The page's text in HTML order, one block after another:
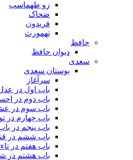
زو طهماسپ‏
ضحاک
فریدون
تهمورث
حافظ
دیوان حافظ
سعدی
بوستان سعدی
سرآغاز
باب اول در
باب دوم در
باب سوم در
باب چهارم در
باب پنجم در
باب ششم در
باب هفتم در
باب هشتم در